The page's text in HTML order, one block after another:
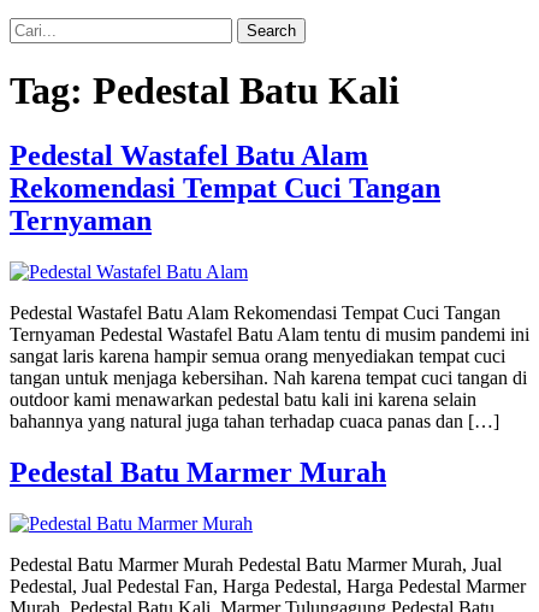
Search
Tag: Pedestal Batu Kali
Pedestal Wastafel Batu Alam
Rekomendasi Tempat Cuci Tangan
Ternyaman
Pedestal Wastafel Batu Alam Rekomendasi Tempat Cuci Tangan
Ternyaman Pedestal Wastafel Batu Alam tentu di musim pandemi ini
sangat laris karena hampir semua orang menyediakan tempat cuci
tangan untuk menjaga kebersihan. Nah karena tempat cuci tangan di
outdoor kami menawarkan pedestal batu kali ini karena selain
bahannya yang natural juga tahan terhadap cuaca panas dan […]
Pedestal Batu Marmer Murah
Pedestal Batu Marmer Murah Pedestal Batu Marmer Murah, Jual
Pedestal, Jual Pedestal Fan, Harga Pedestal, Harga Pedestal Marmer
Murah, Pedestal Batu Kali, Marmer Tulungagung Pedestal Batu